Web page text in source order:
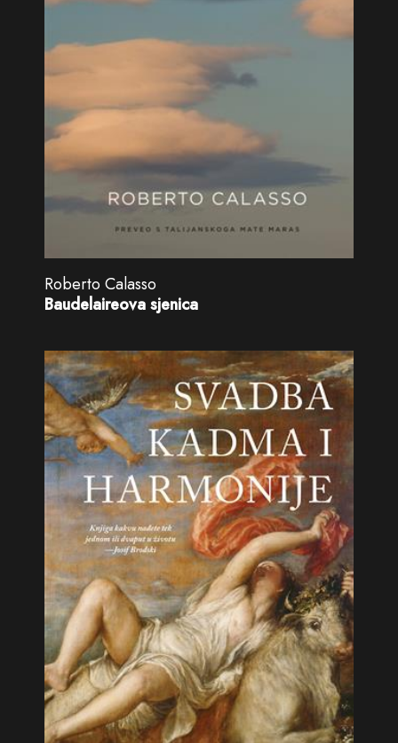
Roberto Calasso
Baudelaireova sjenica